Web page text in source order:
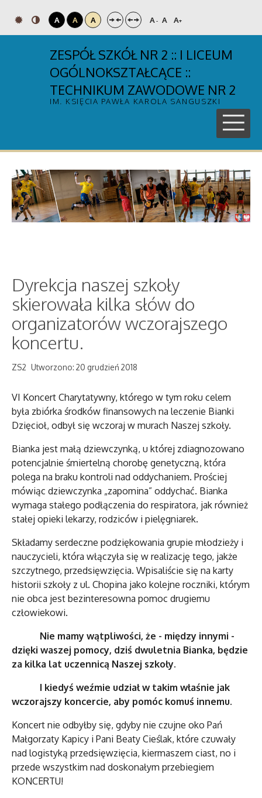
A A A A- A A+
ZESPÓŁ SZKÓŁ NR 2 :: I LICEUM
OGÓLNOKSZTAŁCĄCE ::
TECHNIKUM ZAWODOWE NR 2
IM. KSIĘCIA PAWŁA KAROLA SANGUSZKI
Dyrekcja naszej szkoły
skierowała kilka słów do
organizatorów wczorajszego
koncertu.
ZS2 Utworzono: 20 grudzień 2018
VI Koncert Charytatywny, którego w tym roku celem
była zbiórka środków finansowych na leczenie Bianki
Dzięcioł, odbył się wczoraj w murach Naszej szkoły.
Bianka jest małą dziewczynką, u której zdiagnozowano
potencjalnie śmiertelną chorobę genetyczną, która
polega na braku kontroli nad oddychaniem. Prościej
mówiąc dziewczynka „zapomina” oddychać. Bianka
wymaga stałego podłączenia do respiratora, jak również
stałej opieki lekarzy, rodziców i pielęgniarek.
Składamy serdeczne podziękowania grupie młodzieży i
nauczycieli, która włączyła się w realizację tego, jakże
szczytnego, przedsięwzięcia. Wpisaliście się na karty
historii szkoły z ul. Chopina jako kolejne roczniki, którym
nie obca jest bezinteresowna pomoc drugiemu
człowiekowi.
Nie mamy wątpliwości, że - między innymi -
dzięki waszej pomocy, dziś dwuletnia Bianka, będzie
za kilka lat uczennicą Naszej szkoły.
I kiedyś weźmie udział w takim właśnie jak
wczorajszy koncercie, aby pomóc komuś innemu.
Koncert nie odbyłby się, gdyby nie czujne oko Pań
Małgorzaty Kapicy i Pani Beaty Cieślak, które czuwały
nad logistyką przedsięwzięcia, kiermaszem ciast, no i
przede wszystkim nad doskonałym przebiegiem
KONCERTU!